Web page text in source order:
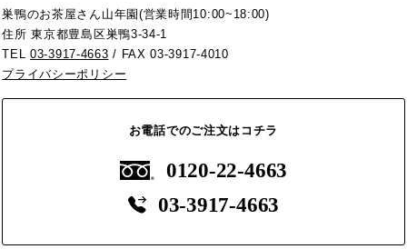
巣鴨のお茶屋さん山年園(営業時間10:00~18:00)
住所 東京都豊島区巣鴨3-34-1
TEL03-3917-4663 / FAX 03-3917-4010
プライバシーポリシー
お電話でのご注文はコチラ
0120-22-4663
03-3917-4663